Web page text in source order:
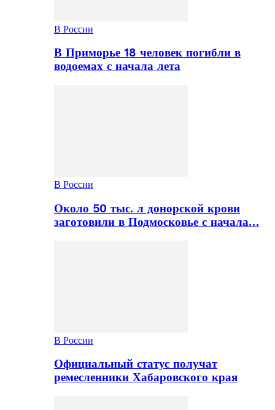
В России
В Приморье 18 человек погибли в
водоемах с начала лета
В России
Около 50 тыс. л донорской крови
заготовили в Подмосковье с начала…
В России
Официальный статус получат
ремесленники Хабаровского края